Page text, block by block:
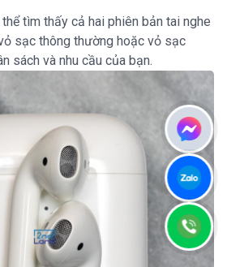
tìm thấy cả hai phiên bản tai nghe
sạc thông thường hoặc vỏ sạc
sách và nhu cầu của bạn.